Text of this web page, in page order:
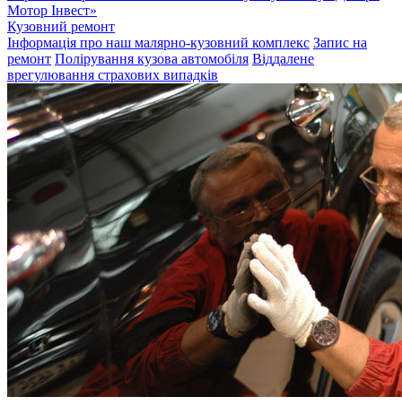
Мотор Інвест»
Кузовний ремонт
Інформація про наш малярно-кузовний комплекс Запис на
ремонт Полірування кузова автомобіля Віддалене
врегулювання страхових випадків